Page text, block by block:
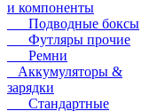
и компоненты
Подводные боксы
Футляры прочие
Ремни
Аккумуляторы &
зарядки
Стандартные